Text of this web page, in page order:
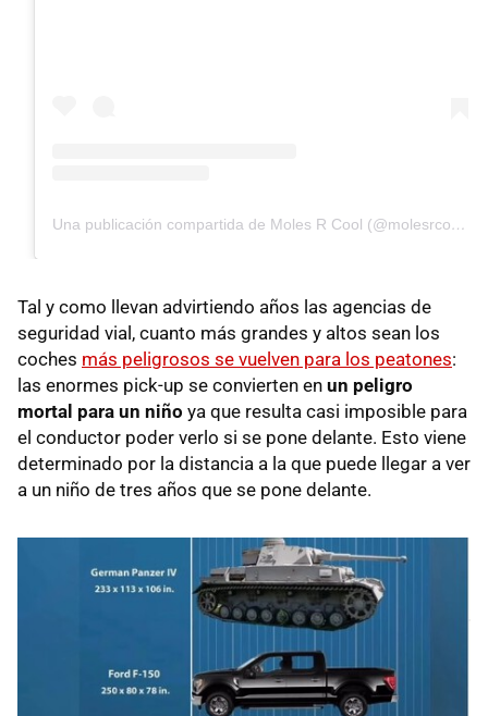
Una publicación compartida de Moles R Cool (@molesrcoool)
Tal y como llevan advirtiendo años las agencias de
seguridad vial, cuanto más grandes y altos sean los
coches más peligrosos se vuelven para los peatones:
las enormes pick-up se convierten en un peligro
mortal para un niño ya que resulta casi imposible para
el conductor poder verlo si se pone delante. Esto viene
determinado por la distancia a la que puede llegar a ver
a un niño de tres años que se pone delante.